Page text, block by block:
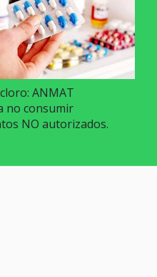
ANMAT
no consumir
NO autorizados.